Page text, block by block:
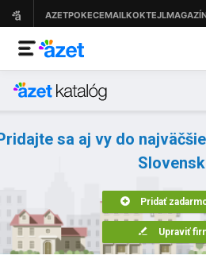
sa aj vy do
Pridať
Upraviť